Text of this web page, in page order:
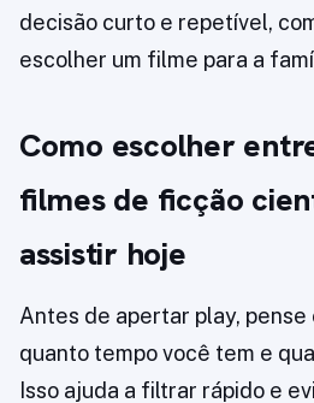
decisão curto e repetível,
escolher um filme para a
Como escolher
filmes de ficção
assistir hoje
Antes de apertar play, pense
quanto tempo você tem e
Isso ajuda a filtrar rápido e